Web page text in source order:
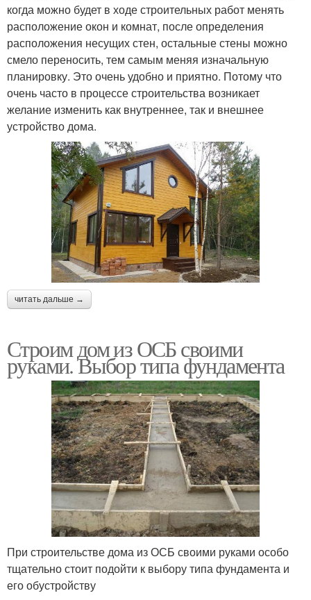
когда можно будет в ходе строительных работ менять
расположение окон и комнат, после определения
расположения несущих стен, остальные стены можно
смело переносить, тем самым меняя изначальную
планировку. Это очень удобно и приятно. Потому что
очень часто в процессе строительства возникает
желание изменить как внутреннее, так и внешнее
устройство дома.
читать дальше →
Строим дом из ОСБ своими
руками. Выбор типа фундамента
При строительстве дома из ОСБ своими руками особо
тщательно стоит подойти к выбору типа фундамента и
его обустройству